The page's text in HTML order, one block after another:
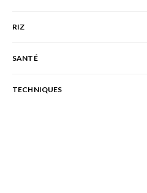
RIZ
SANTÉ
TECHNIQUES